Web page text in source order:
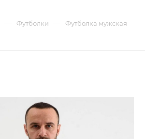
— Футболки — Футболка мужская